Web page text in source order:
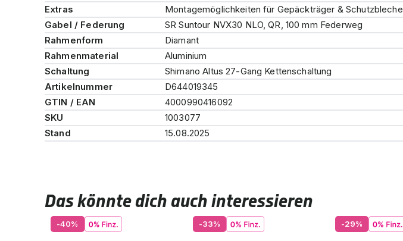
Extras
Montagemöglichkeiten für Gepäckträger & Schutzbleche
Gabel / Federung
SR Suntour NVX30 NLO, QR, 100 mm Federweg
Rahmenform
Diamant
Rahmenmaterial
Aluminium
Schaltung
Shimano Altus 27-Gang Kettenschaltung
Artikelnummer
D644019345
GTIN / EAN
4000990416092
SKU
1003077
Stand
15.08.2025
Das könnte dich auch interessieren
-40% -33% -29%